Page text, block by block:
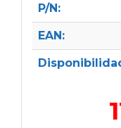
P/N:
EAN: